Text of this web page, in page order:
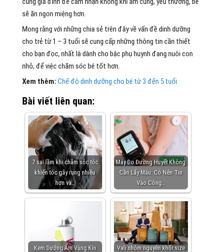
sẽ ăn ngon miệng hơn.
Mong rằng với những chia sẻ trên đây về vấn đề dinh dưỡng
cho trẻ từ 1 – 3 tuổi sẽ cung cấp những thông tin cần thiết
cho bạn đọc, nhất là dành cho bậc phụ huynh đang nuôi con
nhỏ, để việc chăm sóc bé tốt hơn.
Xem thêm: Chế độ dinh dưỡng cho bé từ 3 đến 5 tuổi
Bài viết liên quan:
7 sai lầm khi chăm sóc tóc
khiến tóc gãy rụng nhiều
hơn và…
Máy Đo Đường Huyết Không
Cần Lấy Máu: Có Nên Tin
Vào Công…
Kem Dưỡng Ẩm Vùng Kín
Vali nhôm nguyên khối size